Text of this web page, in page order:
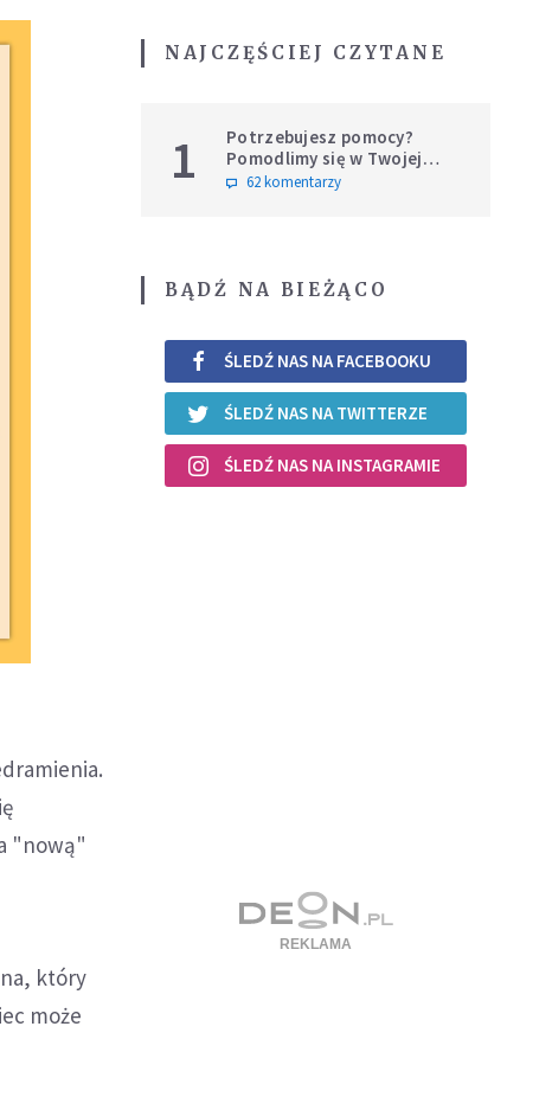
"nową"
który
może
NAJCZĘŚCIEJ CZYTANE
1
Potrzebujesz pomocy?
Pomodlimy się w Twojej
intencji
62 komentarzy
BĄDŹ NA BIEŻĄCO
ŚLEDŹ NAS NA FACEBOOKU
ŚLEDŹ NAS NA TWITTERZE
ŚLEDŹ NAS NA INSTAGRAMIE